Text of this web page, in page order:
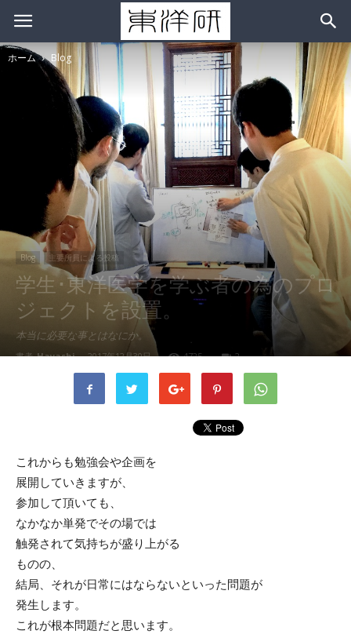
ホーム Blog
Blog 主要所員による投稿
学生･東洋医学を学ぶ者の為のプロ
ジェクトを設置。
本当に必要な事とはなにか。
書者 Hayashi - 2017年12月30日 4725 2
これからも勉強会や企画を
展開していきますが、
参加して頂いても、
なかなか単発でその場では
触発されて気持ちが盛り上がる
ものの、
結局、それが日常にはならないといった問題が
発生します。
これが根本問題だと思います。